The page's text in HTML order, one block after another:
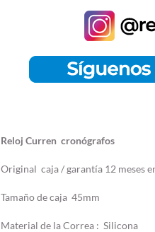
Reloj Curren cronógrafos
Original caja / garantía 12 meses
Tamaño de caja 45mm
Material de la Correa : Silicona